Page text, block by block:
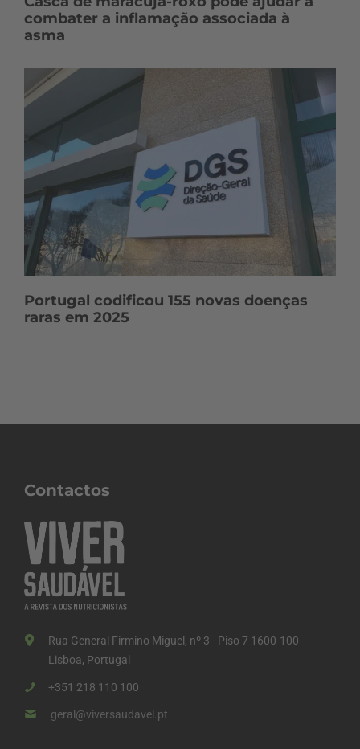
combater a inflamação associada à
asma
Portugal codificou 155 novas doenças
raras em 2025
Contactos
Rua General Firmino Miguel, nº 3 - Piso 7 1600-100
Lisboa, Portugal
+351 218 110 100
geral@viversaudavel.pt